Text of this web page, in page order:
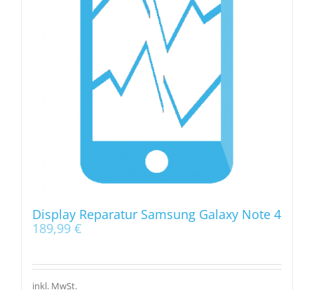
Display Reparatur Samsung Galaxy Note 4
189,99 €
inkl. MwSt.